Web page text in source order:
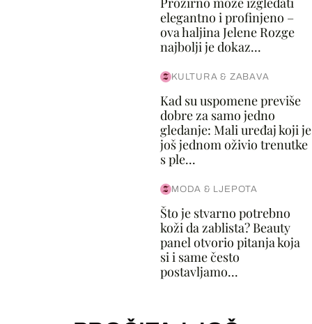
elegantno i profinjeno –
ova haljina Jelene Rozge
najbolji je dokaz...
KULTURA & ZABAVA
Kad su uspomene previše
dobre za samo jedno
gledanje: Mali uređaj koji je
još jednom oživio trenutke
s ple...
MODA & LJEPOTA
Što je stvarno potrebno
koži da zablista? Beauty
panel otvorio pitanja koja
si i same često
postavljamo...